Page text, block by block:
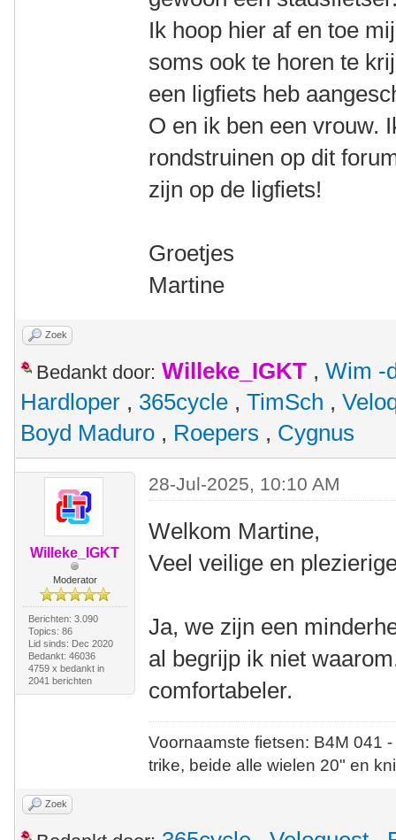
Ik hoop hier af en toe
soms ook te horen te
een ligfiets heb
O en ik ben een vrouw.
rondstruinen op dit
zijn op de ligfiets!
Groetjes
Martine
Zoek
Bedankt door: Willeke_IGKT , Wim -
Hardloper , 365cycle , TimSch ,
Boyd Maduro , Roepers , Cygnus
Willeke_IGKT
Moderator
Berichten: 3.090
Topics: 86
Lid sinds: Dec 2020
Bedankt: 46036
4759 x bedankt in
2041 berichten
28-Jul-2025, 10:10 AM
Welkom Martine,
Veel veilige en
Ja, we zijn een
al begrijp ik niet
comfortabeler.
Voornaamste fietsen: B4M
trike, beide alle wielen 20" en
Zoek